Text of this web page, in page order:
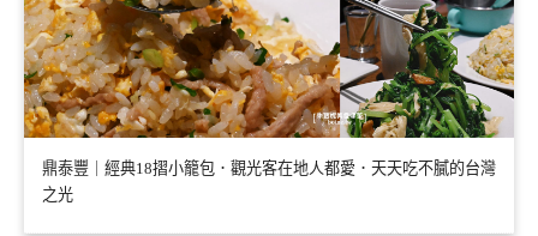
鼎泰豐｜經典18摺小籠包．觀光客在地人都愛．天天吃不膩的台灣
之光